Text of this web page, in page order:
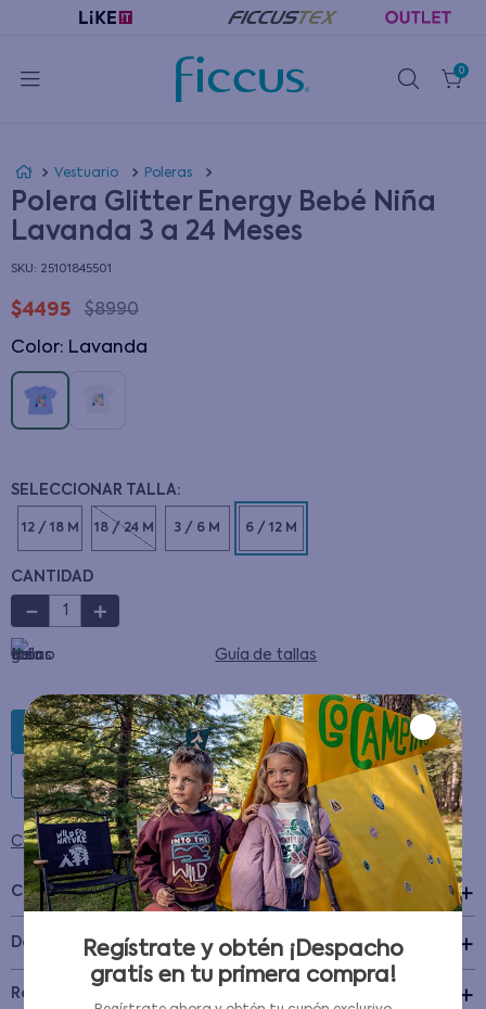
0
Vestuario Poleras
Polera Glitter Energy Bebé Niña
Lavanda 3 a 24 Meses
: 25101845501
$4495 $8990
Color: lavanda
12 / 18 M 18 / 24 M 3 / 6 M 6 / 12 M
CANTIDAD
＋
－
Guía de tallas
AGREGAR AL CARRITO
Condiciones para cambios y devoluciones
Características
Detalles del Producto +
Recomendaciones de cuidado
Regístrate y obtén ¡Despacho
gratis en tu primera compra!